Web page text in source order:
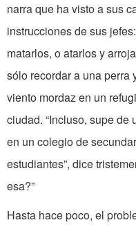
narra que ha visto a sus
instrucciones de sus
matarlos, o atarlos y
sólo recordar a una perra
viento mordaz en un
ciudad. “Incluso, supe de
en un colegio de
estudiantes”, dice
esa?”
Hasta hace poco, el